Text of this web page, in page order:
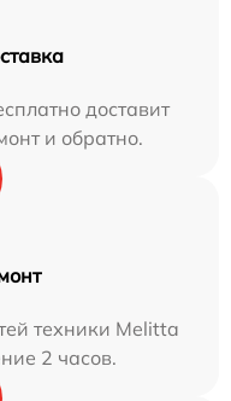
доставит
и обратно.
техники Melitta
2 часов.